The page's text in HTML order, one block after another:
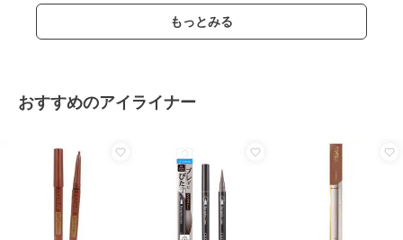
もっとみる
おすすめのアイライナー